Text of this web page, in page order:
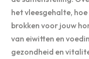
het vleesgehalte,
brokken voor jouw
van eiwitten en
gezondheid en